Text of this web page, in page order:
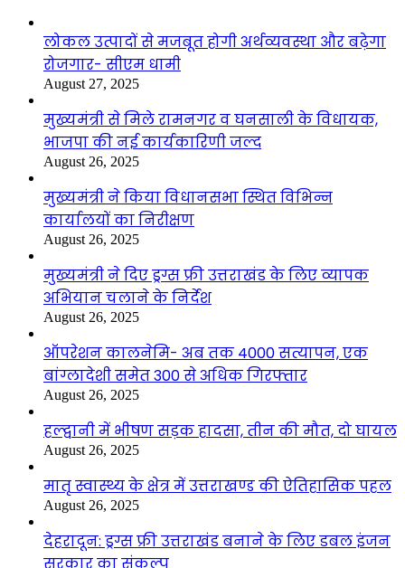
लोकल उत्पादों से मजबूत होगी अर्थव्यवस्था और बढ़ेगा
रोजगार- सीएम धामी
August 27, 2025
मुख्यमंत्री से मिले रामनगर व घनसाली के विधायक,
भाजपा की नई कार्यकारिणी जल्द
August 26, 2025
मुख्यमंत्री ने किया विधानसभा स्थित विभिन्न
कार्यालयों का निरीक्षण
August 26, 2025
मुख्यमंत्री ने दिए ड्रग्स फ्री उत्तराखंड के लिए व्यापक
अभियान चलाने के निर्देश
August 26, 2025
ऑपरेशन कालनेमि- अब तक 4000 सत्यापन, एक
बांग्लादेशी समेत 300 से अधिक गिरफ्तार
August 26, 2025
हल्द्वानी में भीषण सड़क हादसा, तीन की मौत, दो घायल
August 26, 2025
मातृ स्वास्थ्य के क्षेत्र में उत्तराखण्ड की ऐतिहासिक पहल
August 26, 2025
देहरादून: ड्रग्स फ्री उत्तराखंड बनाने के लिए डबल इंजन
सरकार का संकल्प